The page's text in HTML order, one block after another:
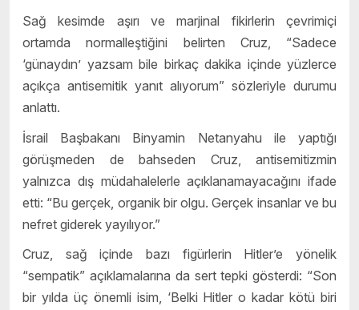
Sağ kesimde aşırı ve marjinal fikirlerin çevrimiçi
ortamda normalleştiğini belirten Cruz, “Sadece
‘günaydın’ yazsam bile birkaç dakika içinde yüzlerce
açıkça antisemitik yanıt alıyorum” sözleriyle durumu
anlattı.
İsrail Başbakanı Binyamin Netanyahu ile yaptığı
görüşmeden de bahseden Cruz, antisemitizmin
yalnızca dış müdahalelerle açıklanamayacağını ifade
etti: “Bu gerçek, organik bir olgu. Gerçek insanlar ve bu
nefret giderek yayılıyor.”
Cruz, sağ içinde bazı figürlerin Hitler’e yönelik
“sempatik” açıklamalarına da sert tepki gösterdi: “Son
bir yılda üç önemli isim, ‘Belki Hitler o kadar kötü biri